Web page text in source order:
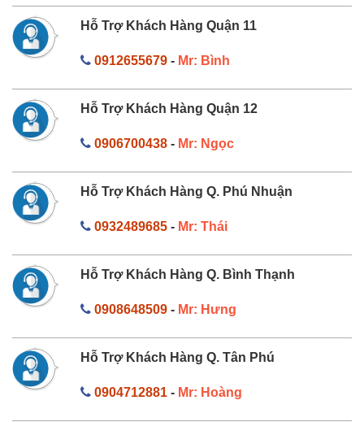
Hỗ Trợ Khách Hàng Quận 11
0912655679- Mr: Bình
Hỗ Trợ Khách Hàng Quận 12
0906700438- Mr: Ngọc
Hỗ Trợ Khách Hàng Q. Phú Nhuận
0932489685- Mr: Thái
Hỗ Trợ Khách Hàng Q. Bình Thạnh
0908648509- Mr: Hưng
Hỗ Trợ Khách Hàng Q. Tân Phú
0904712881- Mr: Hoàng